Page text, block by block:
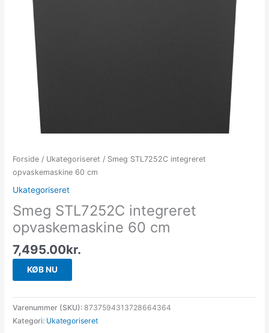
Forside / Ukategoriseret / Smeg STL7252C integreret
opvaskemaskine 60 cm
Ukategoriseret
Smeg STL7252C integreret
opvaskemaskine 60 cm
7,495.00kr.
KØB NU
Varenummer (SKU):8737594313728664364
Kategori: Ukategoriseret